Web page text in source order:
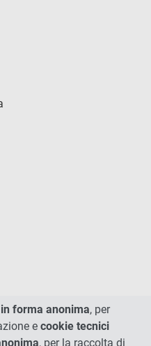
forma anonima, per
e cookie tecnici
, per la raccolta di